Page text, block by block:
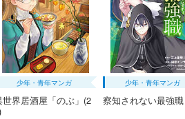
少年・青年マンガ
世界居酒屋「のぶ」(2
少年・青年マンガ
察知されない最強